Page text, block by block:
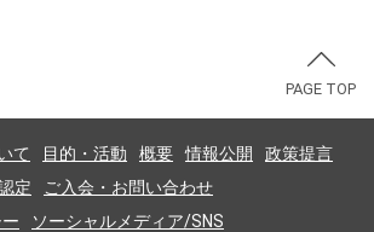
PAGE TOP
て 目的・活動 概要 情報公開
政策提言
定
ご入会・お問い合わせ
ソーシャルメディア/SNS